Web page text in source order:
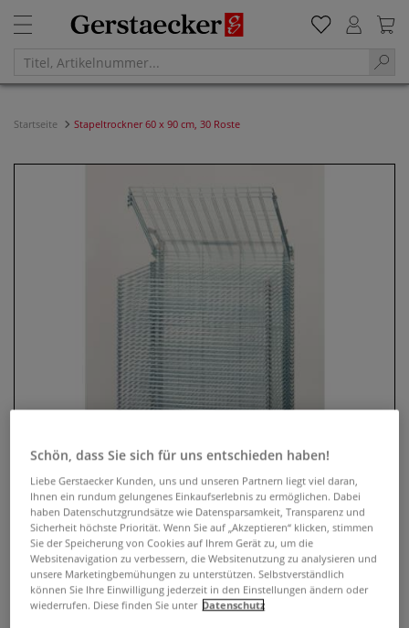
Startseite Stapeltrockner 60 x 90 cm, 30 Roste
Stapeltrockner 60 x 90 cm, 30
Schön, dass Sie sich für uns entschieden haben!
Liebe Gerstaecker Kunden, uns und unseren Partnern liegt viel daran,
Ihnen ein rundum gelungenes Einkaufserlebnis zu ermöglichen. Dabei
haben Datenschutzgrundsätze wie Datensparsamkeit, Transparenz und
Sicherheit höchste Priorität. Wenn Sie auf „Akzeptieren“ klicken, stimmen
Sie der Speicherung von Cookies auf Ihrem Gerät zu, um die
Websitenavigation zu verbessern, die Websitenutzung zu analysieren und
unsere Marketingbemühungen zu unterstützen. Selbstverständlich
können Sie Ihre Einwilligung jederzeit in den Einstellungen ändern oder
wiederrufen. Diese finden Sie unter Datenschutz